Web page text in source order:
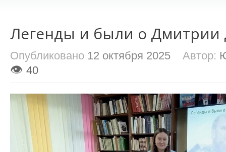
Легенды и были о Дмитрии
Опубликовано 12 октября 2025 Автор:
👁 40